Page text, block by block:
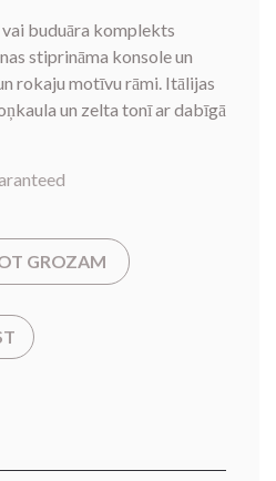
buduāra komplekts
stiprināma konsole un
rokaju motīvu rāmi. Itālijas
un zelta tonī ar dabīgā
GROZAM